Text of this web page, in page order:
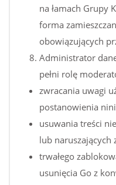
na łamach Grupy
forma
obowiązujących
Administrator
pełni rolę
zwracania uwagi
postanowienia
usuwania treści
lub naruszających
trwałego
usunięcia Go z